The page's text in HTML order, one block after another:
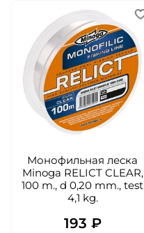
Монофильная леска
Minoga RELICT CLEAR,
100 m., d 0,20 mm., test
4,1 kg.
193 ₽